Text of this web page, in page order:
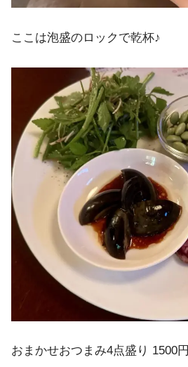
ここは泡盛のロックで乾杯♪
おまかせおつまみ4点盛り 1500円